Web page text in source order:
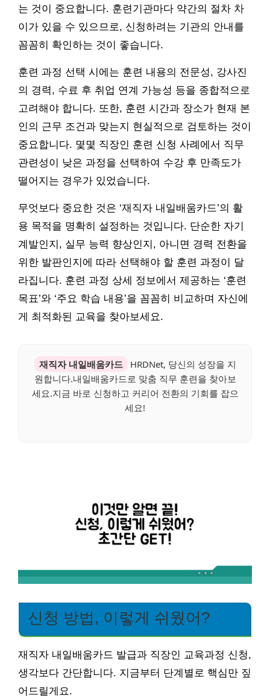
는 것이 중요합니다. 훈련기관마다 약간의 절차 차
이가 있을 수 있으므로, 신청하려는 기관의 안내를
꼼꼼히 확인하는 것이 좋습니다.
훈련 과정 선택 시에는 훈련 내용의 전문성, 강사진
의 경력, 수료 후 취업 연계 가능성 등을 종합적으로
고려해야 합니다. 또한, 훈련 시간과 장소가 현재 본
인의 근무 조건과 맞는지 현실적으로 검토하는 것이
중요합니다. 몇몇 직장인 훈련 신청 사례에서 직무
관련성이 낮은 과정을 선택하여 수강 후 만족도가
떨어지는 경우가 있었습니다.
무엇보다 중요한 것은 ‘재직자 내일배움카드’의 활
용 목적을 명확히 설정하는 것입니다. 단순한 자기
계발인지, 실무 능력 향상인지, 아니면 경력 전환을
위한 발판인지에 따라 선택해야 할 훈련 과정이 달
라집니다. 훈련 과정 상세 정보에서 제공하는 ‘훈련
목표’와 ‘주요 학습 내용’을 꼼꼼히 비교하며 자신에
게 최적화된 교육을 찾아보세요.
재직자 내일배움카드
HRDNet, 당신의 성장을 지
원합니다.내일배움카드로 맞춤 직무 훈련을 찾아보
세요.지금 바로 신청하고 커리어 전환의 기회를 잡으
세요!
신청 방법, 이렇게 쉬웠어?
재직자 내일배움카드 발급과 직장인 교육과정 신청,
생각보다 간단합니다. 지금부터 단계별로 핵심만 짚
어드릴게요.